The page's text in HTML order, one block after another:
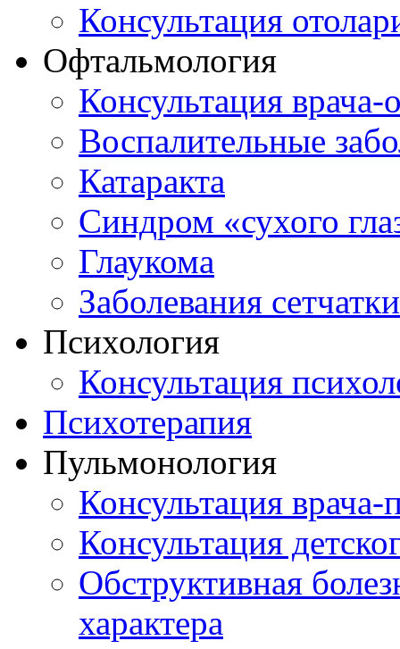
Консультация
Офтальмология
Консультация врача-
Воспалительные
Катаракта
Синдром «сухого
Глаукома
Заболевания сетчатки
Психология
Консультация
Психотерапия
Пульмонология
Консультация врача-
Консультация
Обструктивная
характера